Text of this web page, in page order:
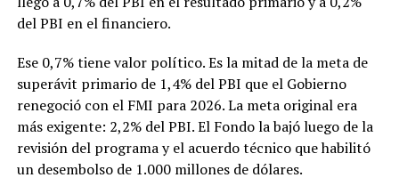
del PBI en el financiero.
Ese 0,7% tiene valor político. Es la mitad de la meta de
superávit primario de 1,4% del PBI que el Gobierno
renegoció con el FMI para 2026. La meta original era
más exigente: 2,2% del PBI. El Fondo la bajó luego de la
revisión del programa y el acuerdo técnico que habilitó
un desembolso de 1.000 millones de dólares.